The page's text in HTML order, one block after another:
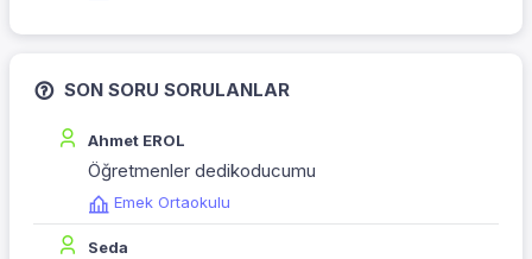
SON SORU SORULANLAR
Ahmet EROL
Öğretmenler dedikoducumu
Emek Ortaokulu
Seda